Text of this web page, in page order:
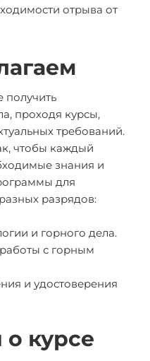
отрыва от
проходя курсы,
требований.
чтобы каждый
знания и
для
разрядов:
и горного дела.
с горным
и удостоверения
курсе